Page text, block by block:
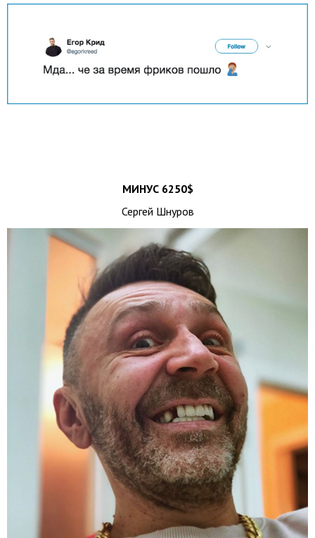
МИНУС 6250$
Сергей Шнуров